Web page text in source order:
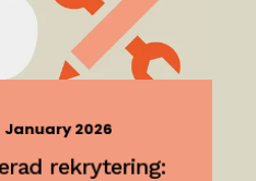
January 2026
rekrytering: